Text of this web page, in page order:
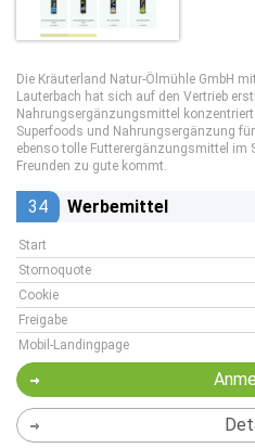
Die Kräuterland Natur-Ölmühle GmbH
Lauterbach hat sich auf den Vertrieb
Nahrungsergänzungsmittel
Superfoods und Nahrungsergänzung
ebenso tolle Futterergänzungsmittel im
Freunden zu gute kommt.
34 Werbemittel
Start
Stornoquote
Cookie
Freigabe
Mobil-Landingpage